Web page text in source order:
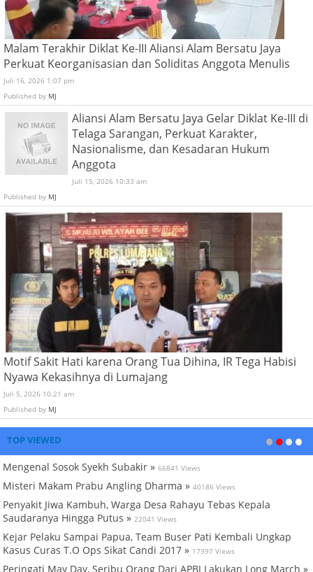
Malam Terakhir Diklat Ke-III Aliansi Alam Bersatu Jaya
Perkuat Keorganisasian dan Soliditas Anggota Menulis
Juli 16, 2026 1:07 pm
Published by MJ
Aliansi Alam Bersatu Jaya Gelar Diklat Ke-III di
Telaga Sarangan, Perkuat Karakter,
Nasionalisme, dan Kesadaran Hukum
Anggota
Juli 15, 2026 10:33 am
Published by MJ
Motif Sakit Hati karena Orang Tua Dihina, IR Tega Habisi
Nyawa Kekasihnya di Lumajang
Juli 5, 2026 10:21 am
Published by MJ
TOP VIEWED
Mengenal Sosok Syekh Subakir » 66841 Views
Misteri Makam Prabu Angling Dharma » 40186 Views
Penyakit Jiwa Kambuh, Warga Desa Rahayu Tebas Kepala
Saudaranya Hingga Putus » 22041 Views
Kejar Pelaku Sampai Papua, Team Buser Pati Kembali Ungkap
Kasus Curas T.O Ops Sikat Candi 2017 » 17397 Views
Peringati May Day, Seribu Orang Dari APBJ Lakukan Long March »